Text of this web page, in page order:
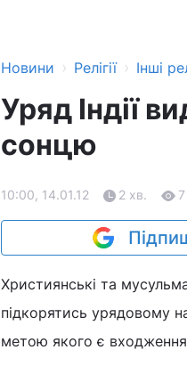
Новини › Релігії › Інші
Уряд Індії
сонцю
10:00, 14.01.12 2 хв. 7
Християнські та
підкорятись урядовому
метою якого є входження